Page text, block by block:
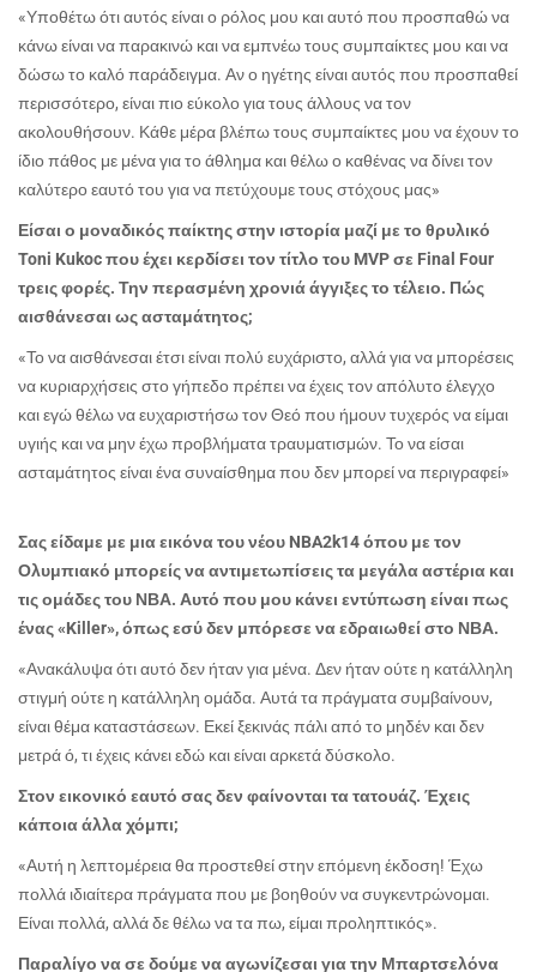
«Υποθέτω ότι αυτός είναι ο ρόλος μου και αυτό που προσπαθώ να
κάνω είναι να παρακινώ και να εμπνέω τους συμπαίκτες μου και να
δώσω το καλό παράδειγμα. Αν ο ηγέτης είναι αυτός που προσπαθεί
περισσότερο, είναι πιο εύκολο για τους άλλους να τον
ακολουθήσουν. Κάθε μέρα βλέπω τους συμπαίκτες μου να έχουν το
ίδιο πάθος με μένα για το άθλημα και θέλω ο καθένας να δίνει τον
καλύτερο εαυτό του για να πετύχουμε τους στόχους μας»
Είσαι ο μοναδικός παίκτης στην ιστορία μαζί με το θρυλικό
Toni Kukoc που έχει κερδίσει τον τίτλο του MVP σε Final Four
τρεις φορές. Την περασμένη χρονιά άγγιξες το τέλειο. Πώς
αισθάνεσαι ως ασταμάτητος;
«Το να αισθάνεσαι έτσι είναι πολύ ευχάριστο, αλλά για να μπορέσεις
να κυριαρχήσεις στο γήπεδο πρέπει να έχεις τον απόλυτο έλεγχο
και εγώ θέλω να ευχαριστήσω τον Θεό που ήμουν τυχερός να είμαι
υγιής και να μην έχω προβλήματα τραυματισμών. Το να είσαι
ασταμάτητος είναι ένα συναίσθημα που δεν μπορεί να περιγραφεί»
Σας είδαμε με μια εικόνα του νέου NBA2k14 όπου με τον
Ολυμπιακό μπορείς να αντιμετωπίσεις τα μεγάλα αστέρια και
τις ομάδες του ΝΒΑ. Αυτό που μου κάνει εντύπωση είναι πως
ένας «Killer», όπως εσύ δεν μπόρεσε να εδραιωθεί στο ΝΒΑ.
«Ανακάλυψα ότι αυτό δεν ήταν για μένα. Δεν ήταν ούτε η κατάλληλη
στιγμή ούτε η κατάλληλη ομάδα. Αυτά τα πράγματα συμβαίνουν,
είναι θέμα καταστάσεων. Εκεί ξεκινάς πάλι από το μηδέν και δεν
μετρά ό, τι έχεις κάνει εδώ και είναι αρκετά δύσκολο.
Στον εικονικό εαυτό σας δεν φαίνονται τα τατουάζ. Έχεις
κάποια άλλα χόμπι;
«Αυτή η λεπτομέρεια θα προστεθεί στην επόμενη έκδοση! Έχω
πολλά ιδιαίτερα πράγματα που με βοηθούν να συγκεντρώνομαι.
Είναι πολλά, αλλά δε θέλω να τα πω, είμαι προληπτικός».
Παραλίγο να σε δούμε να αγωνίζεσαι για την Μπαρτσελόνα